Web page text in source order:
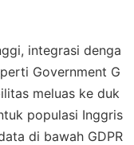
integrasi denga
Government G
meluas ke duk
populasi Inggris
di bawah GDPR